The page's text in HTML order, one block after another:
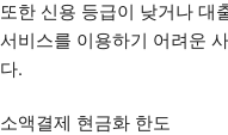
또한 신용 등급이 낮거나 대
서비스를 이용하기 어려운
다.
소액결제 현금화 한도